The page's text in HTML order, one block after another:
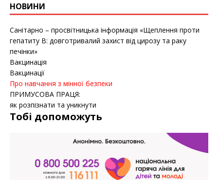
НОВИНИ
Санітарно – просвітницька інформація «Щеплення проти
гепатиту B: довготривалий захист від цирозу та раку
печінки»
Вакцинація
Вакцинації
Про навчання з мінної безпеки
ПРИМУСОВА ПРАЦЯ:
як розпізнати та уникнути
Тобі допоможуть